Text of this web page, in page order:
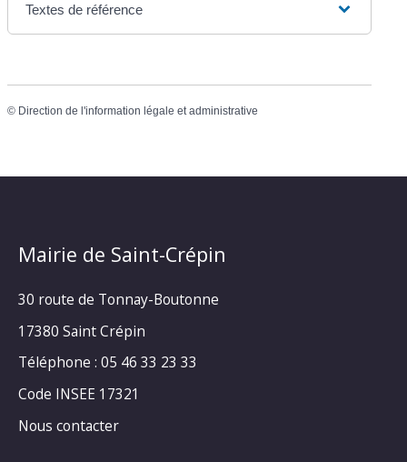
Textes de référence
© Direction de l'information légale et administrative
Mairie de Saint-Crépin
30 route de Tonnay-Boutonne
17380 Saint Crépin
Téléphone : 05 46 33 23 33
Code INSEE 17321
Nous contacter